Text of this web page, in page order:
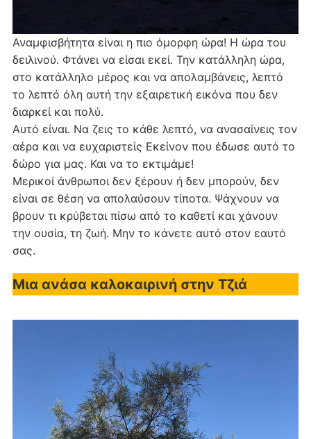
Αναμφισβήτητα είναι η πιο όμορφη ώρα! Η ώρα του
δειλινού. Φτάνει να είσαι εκεί. Την κατάλληλη ώρα,
στο κατάλληλο μέρος και να απολαμβάνεις, λεπτό
το λεπτό όλη αυτή την εξαιρετική εικόνα που δεν
διαρκεί και πολύ.
Αυτό είναι. Να ζεις το κάθε λεπτό, να ανασαίνεις τον
αέρα και να ευχαριστείς Εκείνον που έδωσε αυτό το
δώρο για μας. Και να το εκτιμάμε!
Μερικοί άνθρωποι δεν ξέρουν ή δεν μπορούν, δεν
είναι σε θέση να απολαύσουν τίποτα. Ψάχνουν να
βρουν τι κρύβεται πίσω από το καθετί και χάνουν
την ουσία, τη ζωή. Μην το κάνετε αυτό στον εαυτό
σας.
Μια ανάσα καλοκαιρινή στην Τζιά